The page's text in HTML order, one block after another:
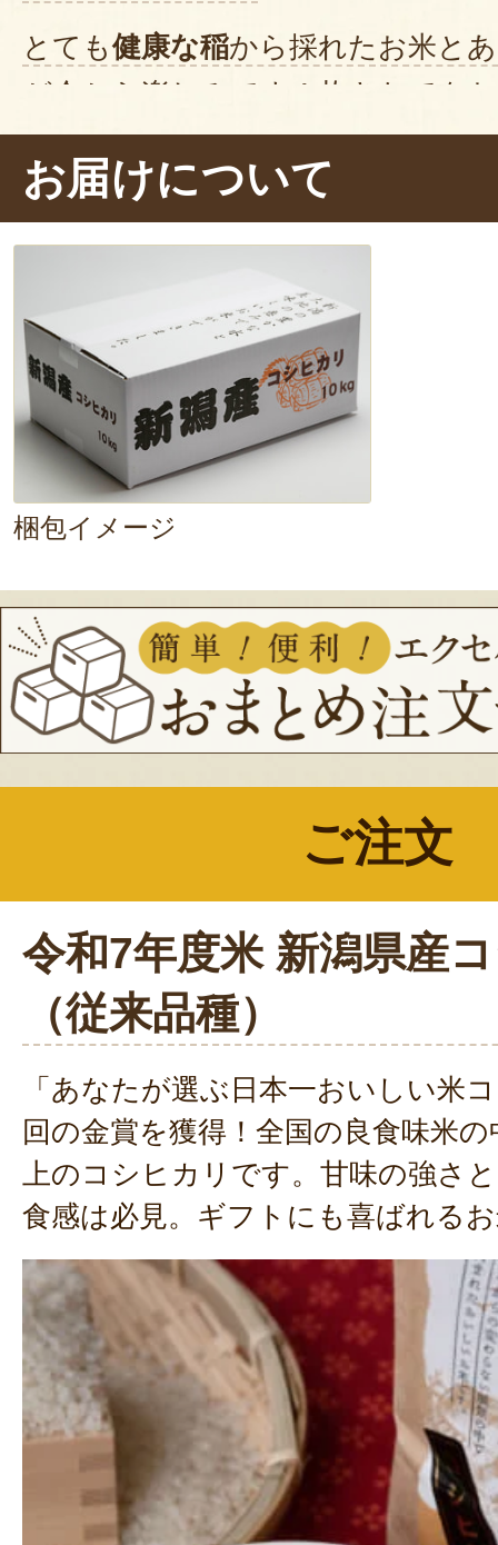
とても健康な稲から採れたお米と
が今から楽しみです！炊きたてを
と、芳醇な香りが食欲をそそりま
せん。さっそく一口いただきます。
ぱくっ。うん、濃厚！強いうま味
す。インパクトのある味に感動で
た食感 を楽しんでいると、
あふれてきます。噛むほどに幸せ
でした。
お届けについて
梱包イメージ
ご注文
令和7年度米 新潟県産
（従来品種）
「あなたが選ぶ日本一おいしい米
回の金賞を獲得！全国の良食味米
上のコシヒカリです。甘味の強さ
食感は必見。ギフトにも喜ばれる